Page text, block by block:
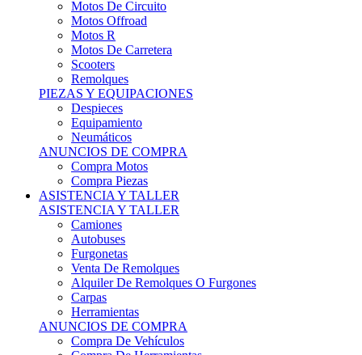
Motos R
Motos De Carretera
Scooters
Remolques
PIEZAS Y EQUIPACIONES
Despieces
Equipamiento
Neumáticos
ANUNCIOS DE COMPRA
Compra Motos
Compra Piezas
ASISTENCIA Y TALLER
ASISTENCIA Y TALLER
Camiones
Autobuses
Furgonetas
Venta De Remolques
Alquiler De Remolques O Furgones
Carpas
Herramientas
ANUNCIOS DE COMPRA
Compra De Vehículos
Compra De Herramientas